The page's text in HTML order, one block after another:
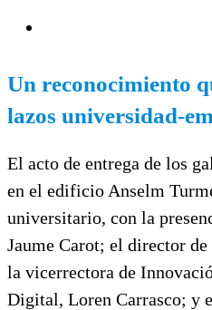
Un reconocimiento
lazos universidad-
El acto de entrega de los
en el edificio Anselm
universitario, con la
Jaume Carot; el director
la vicerrectora de
Digital, Loren Carrasco; y